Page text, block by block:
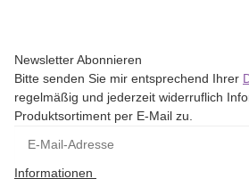
Newsletter Abonnieren
Bitte senden Sie mir entsprechend Ihrer
regelmäßig und jederzeit widerruflich
Produktsortiment per E-Mail zu.
Informationen